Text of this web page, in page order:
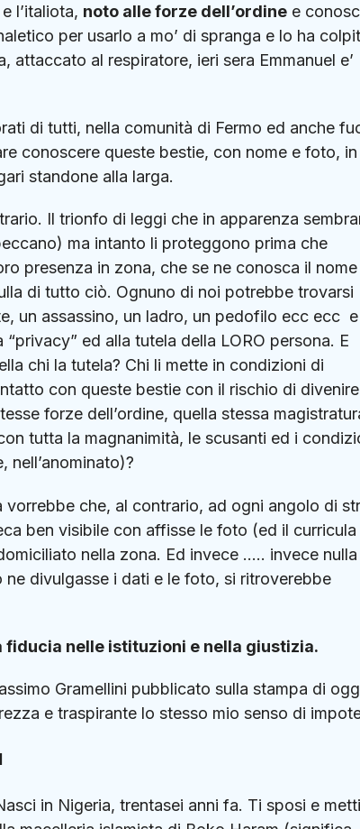
l’italiota, noto alle forze dell’ordine e
per usarlo a mo’ di spranga e lo ha
al respiratore, ieri sera Emmanuel e’
di tutti, nella comunità di Fermo ed anche
conoscere queste bestie, con nome e foto, in
standone alla larga.
Il trionfo di leggi che in apparenza
ma intanto li proteggono prima che
presenza in zona, che se ne conosca il
di tutto ciò. Ognuno di noi potrebbe trovarsi
un assassino, un ladro, un pedofilo ecc ecc e
ed alla tutela della LORO persona. E
chi la tutela? Chi li mette in condizioni di
con queste bestie con il rischio di
forze dell’ordine, quella stessa
tutta la magnanimità, le scusanti ed i
che, al contrario, ad ogni angolo di
ben visibile con affisse le foto (ed il curricula
nella zona. Ed invece ….. invece
divulgasse i dati e le foto, si ritroverebbe
fiducia nelle istituzioni e nella giustizia.
Gramellini pubblicato sulla stampa di
e traspirante lo stesso mio senso di
in Nigeria, trentasei anni fa. Ti sposi e